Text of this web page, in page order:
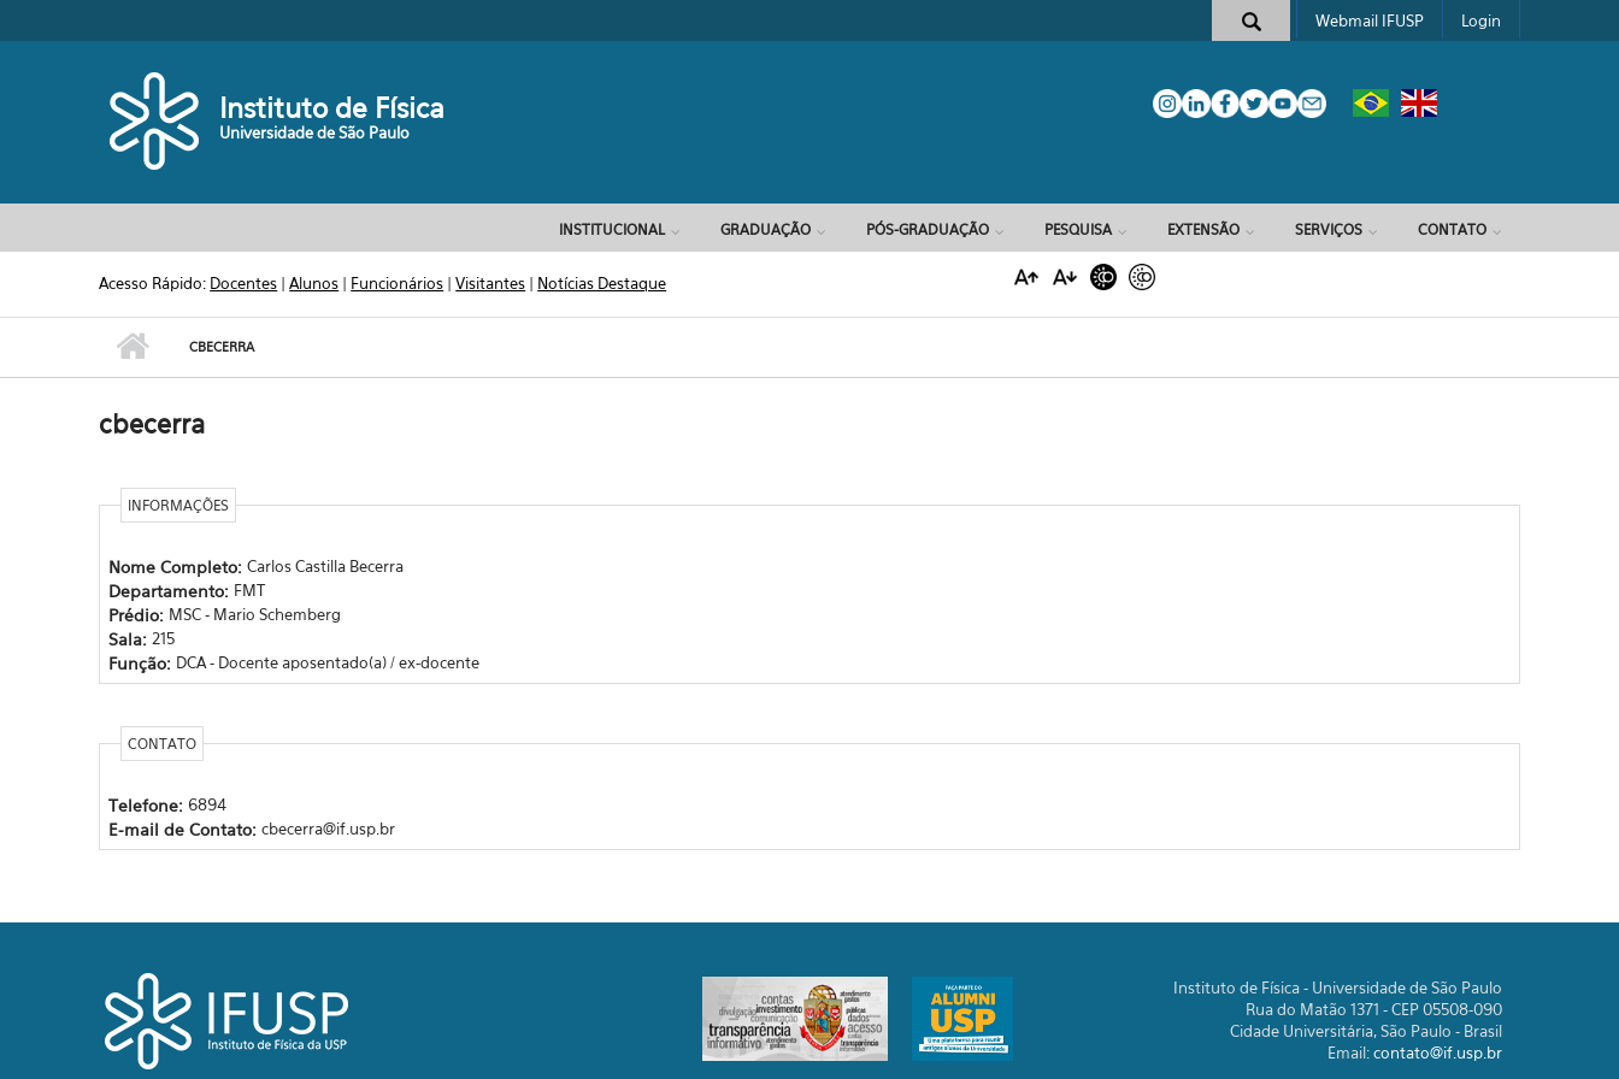
Formulário de busca
Webmail IFUSP Login
Instituto de Física
Universidade de São Paulo
INSTITUCIONAL GRADUAÇÃO PÓS-GRADUAÇÃO PESQUISA EXTENSÃO SERVIÇOS CONTATO
Acesso Rápido: Docentes |Alunos | Funcionários |Visitantes | Notícias Destaque
CBECERRA
cbecerra
INFORMAÇÕES
Nome Completo: Carlos Castilla Becerra
Departamento: FMT
Prédio: MSC - Mario Schemberg
Sala: 215
Função: DCA - Docente aposentado(a) / ex-docente
CONTATO
Telefone: 6894
E-mail de Contato: cbecerra@if.usp.br
Instituto de Física - Universidade de São Paulo
Rua do Matão 1371 - CEP 05508-090
Cidade Universitária, São Paulo - Brasil
Email:contato@if.usp.br